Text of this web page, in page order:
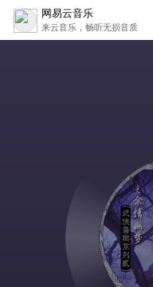
网易云音乐
来云音乐，畅听无损音质